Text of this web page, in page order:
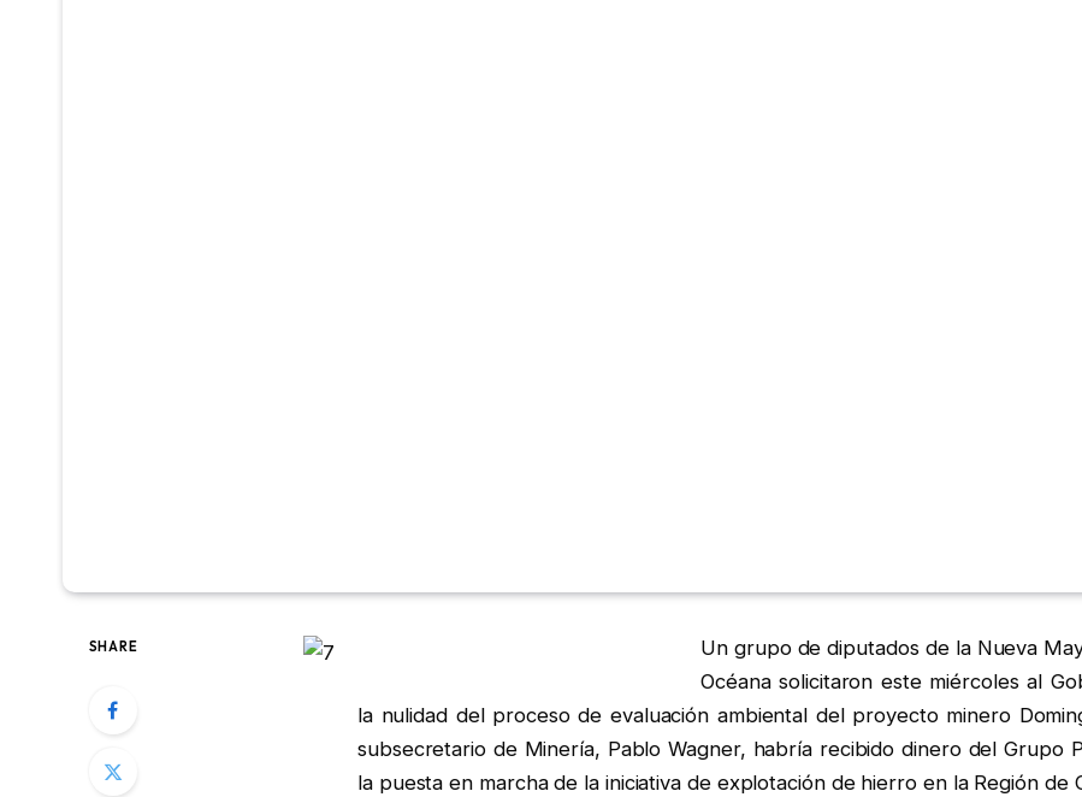
SHARE
Un grupo de diputados de la Nueva
Océana solicitaron este miércoles al
la nulidad del proceso de evaluación ambiental del proyecto minero
subsecretario de Minería, Pablo Wagner, habría recibido dinero del Grupo
la puesta en marcha de la iniciativa de explotación de hierro en la Región de